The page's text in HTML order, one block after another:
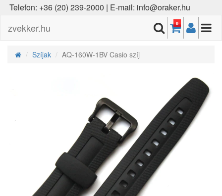
Telefon: +36 (20) 239-2000 | E-mail: info@oraker.hu
zvekker.hu 0
Szíjak AQ-160W-1BV Casio szíj